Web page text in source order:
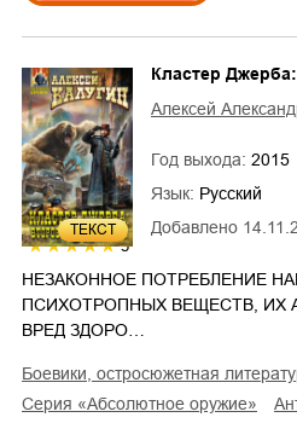
ТЕКСТ
5
Добавлено
Кластер
Алексей
Год выхода: 2015
Язык: Русский
НЕЗАКОННОЕ ПОТРЕБЛЕНИЕ
ПСИХОТРОПНЫХ ВЕЩЕСТВ, ИХ
ВРЕД ЗДОРО…
боевики, остросюжетная
серия «Абсолютное оружие»